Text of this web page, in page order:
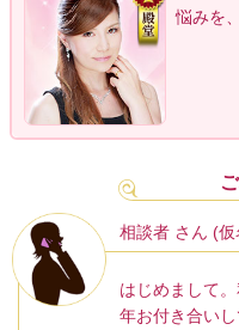
悩みを、
相談者 さん (仮
はじめまして
年お付き合いし